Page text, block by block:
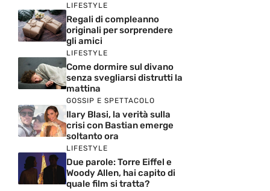
LIFESTYLE
Regali di compleanno
originali per sorprendere
gli amici
LIFESTYLE
Come dormire sul divano
senza svegliarsi distrutti la
mattina
GOSSIP E SPETTACOLO
Ilary Blasi, la verità sulla
crisi con Bastian emerge
soltanto ora
LIFESTYLE
Due parole: Torre Eiffel e
Woody Allen, hai capito di
quale film si tratta?